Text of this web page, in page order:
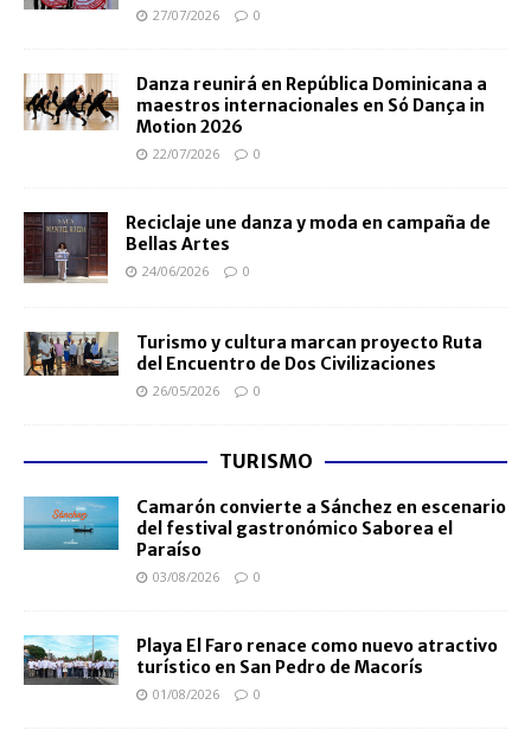
27/07/2026 0
Danza reunirá en República Dominicana a
maestros internacionales en Só Dança in
Motion 2026
22/07/2026 0
Reciclaje une danza y moda en campaña de
Bellas Artes
24/06/2026 0
Turismo y cultura marcan proyecto Ruta
del Encuentro de Dos Civilizaciones
26/05/2026 0
TURISMO
Camarón convierte a Sánchez en escenario
del festival gastronómico Saborea el
Paraíso
03/08/2026 0
Playa El Faro renace como nuevo atractivo
turístico en San Pedro de Macorís
01/08/2026 0